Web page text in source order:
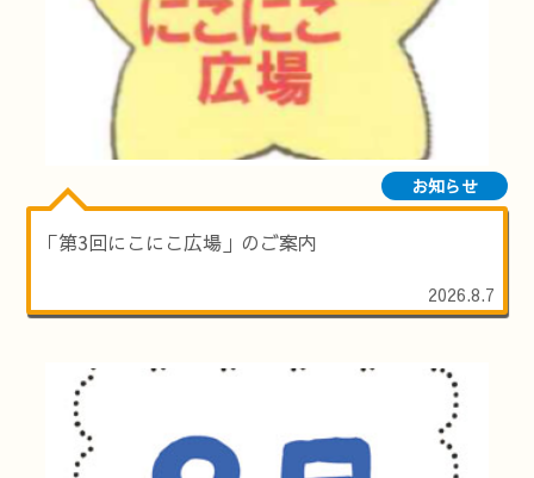
お知らせ
「第3回にこにこ広場」のご案内
2026.8.7